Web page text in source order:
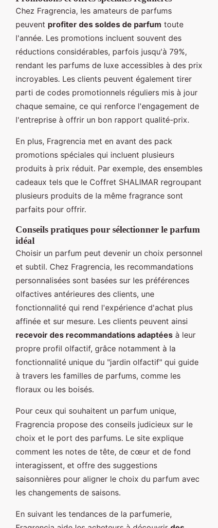
Chez Fragrencia, les amateurs de parfums
peuvent profiter des soldes de parfum toute
l'année. Les promotions incluent souvent des
réductions considérables, parfois jusqu'à 79%,
rendant les parfums de luxe accessibles à des prix
incroyables. Les clients peuvent également tirer
parti de codes promotionnels réguliers mis à jour
chaque semaine, ce qui renforce l'engagement de
l'entreprise à offrir un bon rapport qualité-prix.
En plus, Fragrencia met en avant des pack
promotions spéciales qui incluent plusieurs
produits à prix réduit. Par exemple, des ensembles
cadeaux tels que le Coffret SHALIMAR regroupant
plusieurs produits de la même fragrance sont
parfaits pour offrir.
Conseils pratiques pour sélectionner le parfum
idéal
Choisir un parfum peut devenir un choix personnel
et subtil. Chez Fragrencia, les recommandations
personnalisées sont basées sur les préférences
olfactives antérieures des clients, une
fonctionnalité qui rend l'expérience d'achat plus
affinée et sur mesure. Les clients peuvent ainsi
recevoir des recommandations adaptées à leur
propre profil olfactif, grâce notamment à la
fonctionnalité unique du "jardin olfactif" qui guide
à travers les familles de parfums, comme les
floraux ou les boisés.
Pour ceux qui souhaitent un parfum unique,
Fragrencia propose des conseils judicieux sur le
choix et le port des parfums. Le site explique
comment les notes de tête, de cœur et de fond
interagissent, et offre des suggestions
saisonnières pour aligner le choix du parfum avec
les changements de saisons.
En suivant les tendances de la parfumerie,